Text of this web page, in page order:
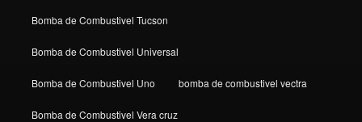
Bomba de Combustivel Tucson
Bomba de Combustivel Universal
Bomba de Combustivel Uno bomba de combustivel vectra
Bomba de Combustivel Vera cruz